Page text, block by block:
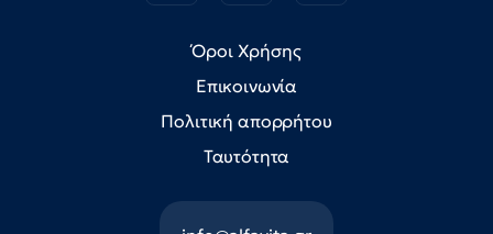
Όροι Χρήσης
Επικοινωνία
Πολιτική απορρήτου
Ταυτότητα